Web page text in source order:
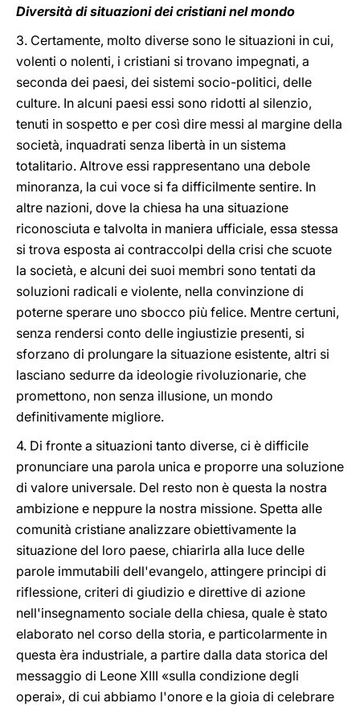
Diversità di situazioni dei cristiani nel mondo
3. Certamente, molto diverse sono le situazioni in cui,
volenti o nolenti, i cristiani si trovano impegnati, a
seconda dei paesi, dei sistemi socio-politici, delle
culture. In alcuni paesi essi sono ridotti al silenzio,
tenuti in sospetto e per così dire messi al margine della
società, inquadrati senza libertà in un sistema
totalitario. Altrove essi rappresentano una debole
minoranza, la cui voce si fa difficilmente sentire. In
altre nazioni, dove la chiesa ha una situazione
riconosciuta e talvolta in maniera ufficiale, essa stessa
si trova esposta ai contraccolpi della crisi che scuote
la società, e alcuni dei suoi membri sono tentati da
soluzioni radicali e violente, nella convinzione di
poterne sperare uno sbocco più felice. Mentre certuni,
senza rendersi conto delle ingiustizie presenti, si
sforzano di prolungare la situazione esistente, altri si
lasciano sedurre da ideologie rivoluzionarie, che
promettono, non senza illusione, un mondo
definitivamente migliore.
4. Di fronte a situazioni tanto diverse, ci è difficile
pronunciare una parola unica e proporre una soluzione
di valore universale. Del resto non è questa la nostra
ambizione e neppure la nostra missione. Spetta alle
comunità cristiane analizzare obiettivamente la
situazione del loro paese, chiarirla alla luce delle
parole immutabili dell'evangelo, attingere principi di
riflessione, criteri di giudizio e direttive di azione
nell'insegnamento sociale della chiesa, quale è stato
elaborato nel corso della storia, e particolarmente in
questa èra industriale, a partire dalla data storica del
messaggio di Leone XIII «sulla condizione degli
operai», di cui abbiamo l'onore e la gioia di celebrare